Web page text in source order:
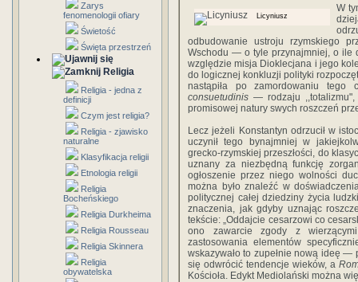
Zarys
fenomenologii ofiary
Świetość
Święta przestrzeń
Religia
Religia - jedna z
definicji
Czym jest religia?
Religia - zjawisko
naturalne
Klasyfikacja religii
Etnologia religii
Religia
Bocheńskiego
Religia Durkheima
Religia Rousseau
Religia Skinnera
Religia
obywatelska
Licyniusz
W
odbudowanie ustroju rzymskiego
Wschodu — o tyle przynajmniej, o ile
względzie misja Dioklecjana i jego
do logicznej konkluzji polityki
nastąpiła po zamordowaniu
consuetudinis — ro­dzaju
promisowej natury swych roszczeń
Lecz jeżeli Konstantyn odrzucił w
uczynił tego bynajmniej w
grecko-rzymskiej prze­szłości, do
uznany za niezbędną funkcję
ogłoszenie przez niego wolności
można było znaleźć w
politycznej całej dziedziny życia
znaczenia, jak gdyby uznając
tekście: „Oddajcie cesarzowi co
ono zawarcie zgody z
zastosowania elemen­tów
wska­zywało to zupełnie nową ideę —
się odwrócić tendencje wieków, a
Kościoła. Edykt Mediolański można